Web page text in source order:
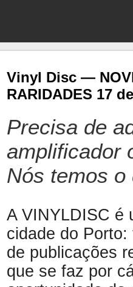
Vinyl Disc —
RARIDADES 17
Precisa de
amplificador
Nós temos o
A VINYLDISC é
cidade do
de publicações
que se faz por